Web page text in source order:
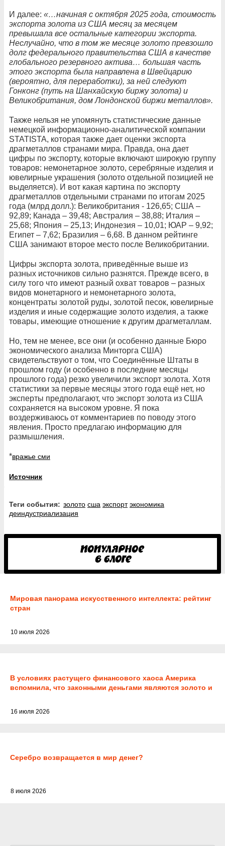
И далее: «…начиная с октября 2025 года, стоимость
экспорта золота из США месяц за месяцем
превышала все остальные категории экспорта.
Неслучайно, что в том же месяце золото превзошло
долг федерального правительства США в качестве
глобального резервного актива… большая часть
этого экспорта была направлена в Швейцарию
(вероятно, для переработки), за ней следуют
Гонконг (путь на Шанхайскую биржу золота) и
Великобритания, дом Лондонской биржи металлов».
Также нельзя не упомянуть статистические данные
немецкой информационно-аналитической компании
STATISTA, которая также дает оценки экспорта
драгметаллов странами мира. Правда, она дает
цифры по экспорту, которые включают широкую группу
товаров: немонетарное золото, серебряные изделия и
ювелирные украшения (золото отдельной позицией не
выделяется). И вот какая картина по экспорту
драгметаллов отдельными странами по итогам 2025
года (млрд долл.): Великобритания - 126,65; США –
92,89; Канада – 39,48; Австралия – 38,88; Италия –
25,68; Япония – 25,13; Индонезия – 10,01; ЮАР – 9,92;
Египет – 7,62; Бразилия – 6,68. В данном рейтинге
США занимают второе место после Великобритании.
Цифры экспорта золота, приведённые выше из
разных источников сильно разнятся. Прежде всего, в
силу того что имеют разный охват товаров – разных
видов монетарного и немонетарного золота,
концентраты золотой руды, золотой песок, ювелирные
изделия и иные содержащие золото изделия, а также
товары, имеющие отношение к другим драгметаллам.
Но, тем не менее, все они (и особенно данные Бюро
экономического анализа Минторга США)
свидетельствуют о том, что Соединённые Штаты в
прошлом году (и особенно в последние месяцы
прошлого года) резко увеличили экспорт золота. Хотя
статистики за первые месяцы этого года ещё нет, но
эксперты предполагают, что экспорт золота из США
сохраняется на высоком уровне. Я пока
воздерживаюсь от комментариев по поводу этого
явления. Просто предлагаю информацию для
размышления.
*вражье сми
Источник
Теги события: золото сша экспорт экономика
деиндустриализация
Мировая панорама искусственного интеллекта: рейтинг
стран
10 июля 2026
В условиях растущего финансового хаоса Америка
вспомнила, что законными деньгами являются золото и
16 июля 2026
Серебро возвращается в мир денег?
8 июля 2026